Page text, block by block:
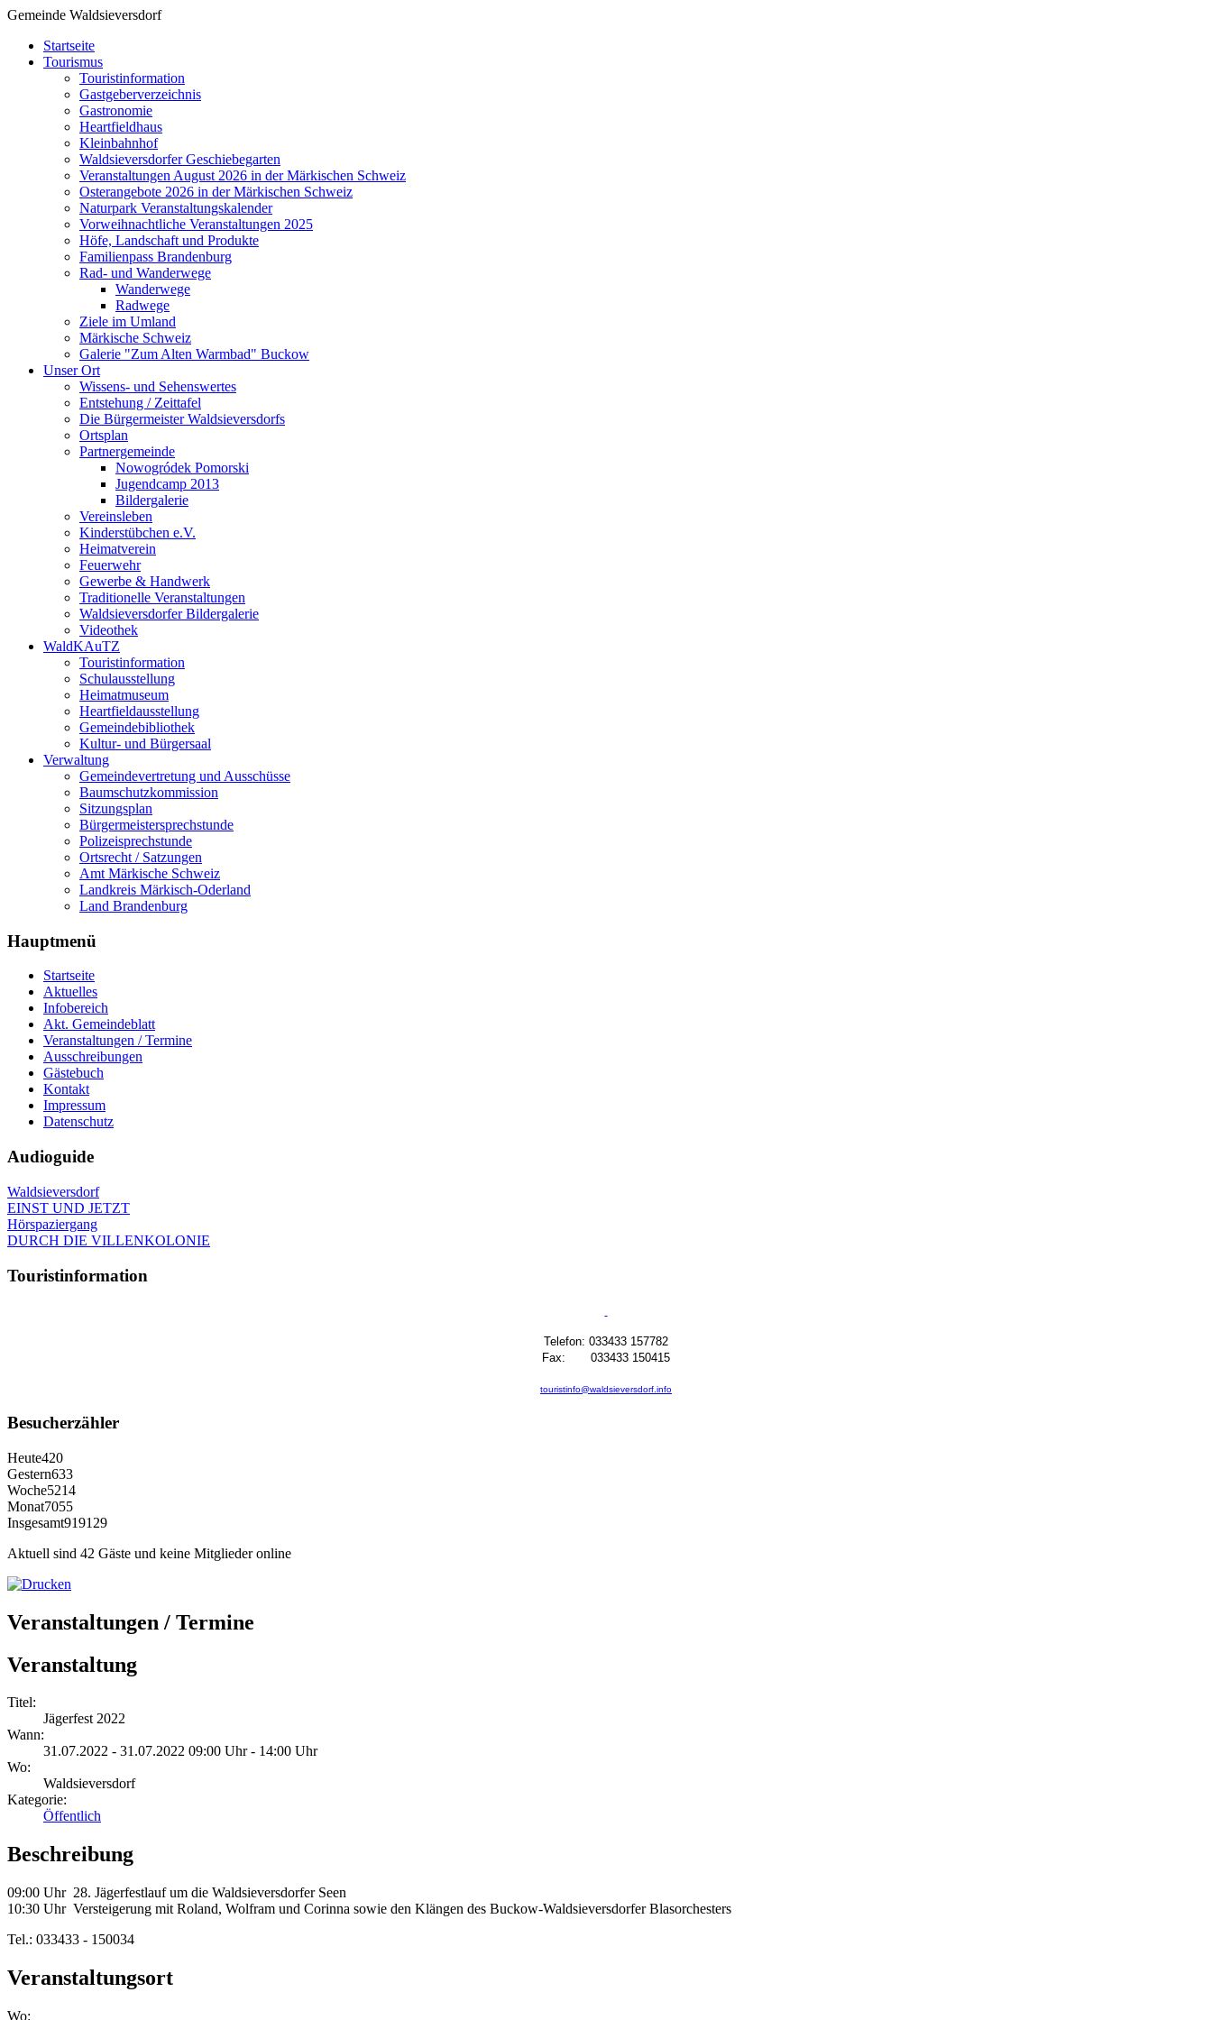
Gemeinde Waldsieversdorf
Startseite
Tourismus
Touristinformation
Gastgeberverzeichnis
Gastronomie
Heartfieldhaus
Kleinbahnhof
Waldsieversdorfer Geschiebegarten
Veranstaltungen August 2026 in der Märkischen Schweiz
Osterangebote 2026 in der Märkischen Schweiz
Naturpark Veranstaltungskalender
Vorweihnachtliche Veranstaltungen 2025
Höfe, Landschaft und Produkte
Familienpass Brandenburg
Rad- und Wanderwege
Wanderwege
Radwege
Ziele im Umland
Märkische Schweiz
Galerie "Zum Alten Warmbad" Buckow
Unser Ort
Wissens- und Sehenswertes
Entstehung / Zeittafel
Die Bürgermeister Waldsieversdorfs
Ortsplan
Partnergemeinde
Nowogródek Pomorski
Jugendcamp 2013
Bildergalerie
Vereinsleben
Kinderstübchen e.V.
Heimatverein
Feuerwehr
Gewerbe & Handwerk
Traditionelle Veranstaltungen
Waldsieversdorfer Bildergalerie
Videothek
WaldKAuTZ
Touristinformation
Schulausstellung
Heimatmuseum
Heartfieldausstellung
Gemeindebibliothek
Kultur- und Bürgersaal
Verwaltung
Gemeindevertretung und Ausschüsse
Baumschutzkommission
Sitzungsplan
Bürgermeistersprechstunde
Polizeisprechstunde
Ortsrecht / Satzungen
Amt Märkische Schweiz
Landkreis Märkisch-Oderland
Land Brandenburg
Hauptmenü
Startseite
Aktuelles
Infobereich
Akt. Gemeindeblatt
Veranstaltungen / Termine
Ausschreibungen
Gästebuch
Kontakt
Impressum
Datenschutz
Audioguide
Waldsieversdorf
EINST UND JETZT
Hörspaziergang
DURCH DIE VILLENKOLONIE
Touristinformation
Telefon: 033433 157782
Fax: 033433 150415
touristinfo@waldsieversdorf.info
Besucherzähler
Heute420
Gestern633
Woche5214
Monat7055
Insgesamt919129
Aktuell sind 42 Gäste und keine Mitglieder online
Veranstaltungen / Termine
Veranstaltung
Titel:
Jägerfest 2022
Wann:
31.07.2022 - 31.07.2022 09:00 Uhr - 14:00 Uhr
Wo:
Waldsieversdorf
Kategorie:
Öffentlich
Beschreibung
09:00 Uhr 28. Jägerfestlauf um die Waldsieversdorfer Seen
10:30 Uhr Versteigerung mit Roland, Wolfram und Corinna sowie den Klängen des Buckow-Waldsieversdorfer Blasorchesters
Tel.: 033433 - 150034
Veranstaltungsort
Wo: